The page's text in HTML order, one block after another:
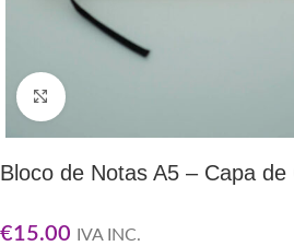
Clique para ampliar
Bloco de Notas A5 – Capa de
€15.00 IVA INC.